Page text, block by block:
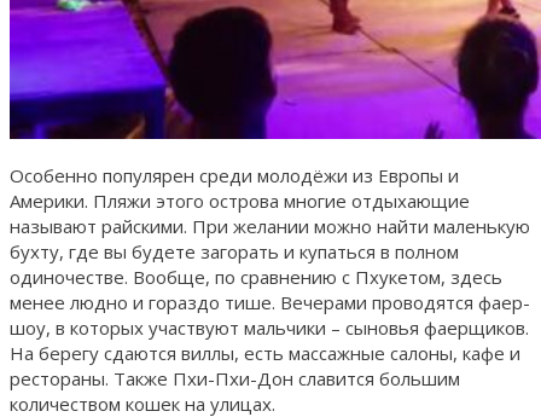
Особенно популярен среди молодёжи из Европы и
Америки. Пляжи этого острова многие отдыхающие
называют райскими. При желании можно найти маленькую
бухту, где вы будете загорать и купаться в полном
одиночестве. Вообще, по сравнению с Пхукетом, здесь
менее людно и гораздо тише. Вечерами проводятся фаер-
шоу, в которых участвуют мальчики – сыновья фаерщиков.
На берегу сдаются виллы, есть массажные салоны, кафе и
рестораны. Также Пхи-Пхи-Дон славится большим
количеством кошек на улицах.